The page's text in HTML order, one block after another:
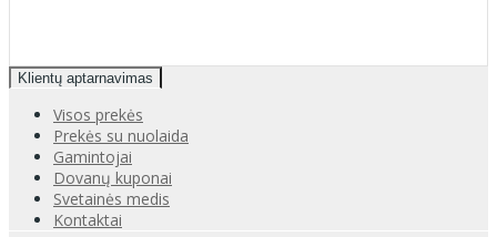
Klientų aptarnavimas
Visos prekės
Prekės su nuolaida
Gamintojai
Dovanų kuponai
Svetainės medis
Kontaktai